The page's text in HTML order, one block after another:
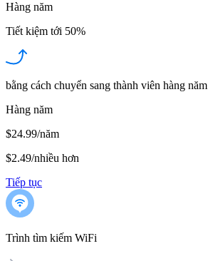
Hàng năm
Tiết kiệm tới 50%
bằng cách chuyển sang thành viên hàng năm
Hàng năm
$24.99/năm
$2.49/nhiều hơn
Tiếp tục
Trình tìm kiếm WiFi